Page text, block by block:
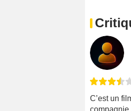
C’est un